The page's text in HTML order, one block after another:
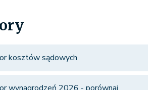
kosztów sądowych